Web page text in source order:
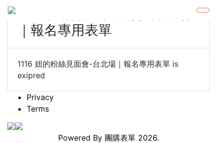
｜報名專用表單
1116 妞的粉絲見面會-台北場｜報名專用表單 is
exipred
Privacy
Terms
Powered By 團購表單 2026.